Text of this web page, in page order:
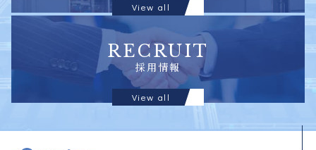
View all
RECRUIT
採用情報
View all